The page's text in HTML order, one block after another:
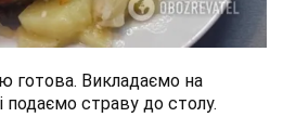
готова. Викладаємо на
і подаємо страву до столу.